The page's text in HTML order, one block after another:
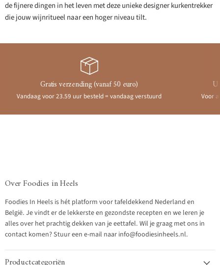
de fijnere dingen in het leven met deze unieke designer kurkentrekker
die jouw wijnritueel naar een hoger niveau tilt.
Gratis verzending (vanaf 50 euro)
Vandaag voor 23.59 uur besteld = vandaag verstuurd Voor
Over Foodies in Heels
Foodies In Heels is hét platform voor tafeldekkend Nederland en
België. Je vindt er de lekkerste en gezondste recepten en we leren je
alles over het prachtig dekken van je eettafel. Wil je graag met ons in
contact komen? Stuur een e-mail naar info@foodiesinheels.nl.